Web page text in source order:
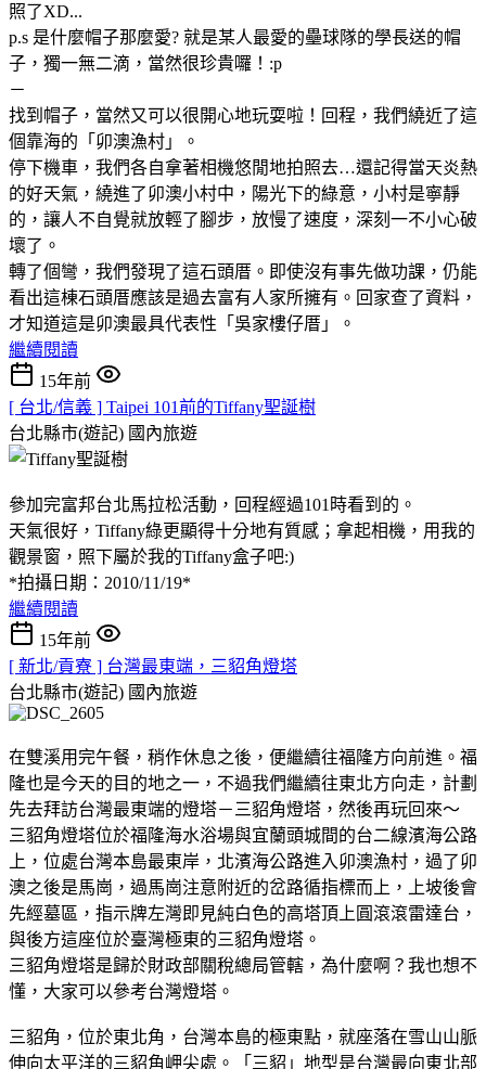
照了XD...
p.s 是什麼帽子那麼愛? 就是某人最愛的壘球隊的學長送的帽
子，獨一無二滴，當然很珍貴囉！:p
－
找到帽子，當然又可以很開心地玩耍啦！回程，我們繞近了這
個靠海的「卯澳漁村」。
停下機車，我們各自拿著相機悠閒地拍照去…還記得當天炎熱
的好天氣，繞進了卯澳小村中，陽光下的綠意，小村是寧靜
的，讓人不自覺就放輕了腳步，放慢了速度，深刻一不小心破
壞了。
轉了個彎，我們發現了這石頭厝。即使沒有事先做功課，仍能
看出這棟石頭厝應該是過去富有人家所擁有。回家查了資料，
才知道這是卯澳最具代表性「吳家樓仔厝」。
繼續閱讀
15年前
[ 台北/信義 ] Taipei 101前的Tiffany聖誕樹
台北縣市(遊記) 國內旅遊
參加完富邦台北馬拉松活動，回程經過101時看到的。
天氣很好，Tiffany綠更顯得十分地有質感；拿起相機，用我的
觀景窗，照下屬於我的Tiffany盒子吧:)
*拍攝日期：2010/11/19*
繼續閱讀
15年前
[ 新北/貢寮 ] 台灣最東端，三貂角燈塔
台北縣市(遊記) 國內旅遊
在雙溪用完午餐，稍作休息之後，便繼續往福隆方向前進。福
隆也是今天的目的地之一，不過我們繼續往東北方向走，計劃
先去拜訪台灣最東端的燈塔－三貂角燈塔，然後再玩回來～
三貂角燈塔位於福隆海水浴場與宜蘭頭城間的台二線濱海公路
上，位處台灣本島最東岸，北濱海公路進入卯澳漁村，過了卯
澳之後是馬崗，過馬崗注意附近的岔路循指標而上，上坡後會
先經墓區，指示牌左灣即見純白色的高塔頂上圓滾滾雷達台，
與後方這座位於臺灣極東的三貂角燈塔。
三貂角燈塔是歸於財政部關稅總局管轄，為什麼啊？我也想不
懂，大家可以參考台灣燈塔。
三貂角，位於東北角，台灣本島的極東點，就座落在雪山山脈
伸向太平洋的三貂角岬尖處。「三貂」地型是台灣最向東北部